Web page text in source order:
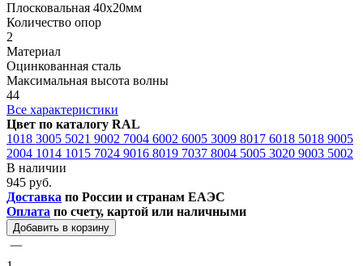
Плосковальная 40х20мм
Количество опор
2
Материал
Оцинкованная сталь
Максимальная высота волны
44
Все характеристики
Цвет по каталогу RAL
1018 3005 5021 9002 7004 6002 6005 3009 8017 6018 5018 9005
2004 1014 1015 7024 9016 8019 7037 8004 5005 3020 9003 5002
В наличии
945 руб.
Доставка по России и странам ЕАЭС
Оплата по счету, картой или наличными
Добавить в корзину